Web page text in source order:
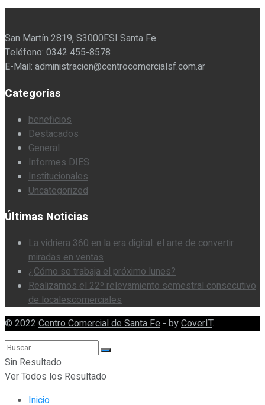
San Martín 2819, S3000FSI Santa Fe
Teléfono: 0342 455-8578
E-Mail: administracion@centrocomercialsf.com.ar
Categorías
beneficios
Destacados
General
Informes DIES
Institucionales
Uncategorized
Últimas Noticias
La vidriera 360 en la era digital: el arte de convertir
miradas en ventas
¿Cómo se trabaja el próximo lunes?
Realizamos el 22º relevamiento semestral consecutivo
de localescomerciales
© 2022 Centro Comercial de Santa Fe - byCoverIT.
Sin Resultado
Ver Todos los Resultado
Inicio